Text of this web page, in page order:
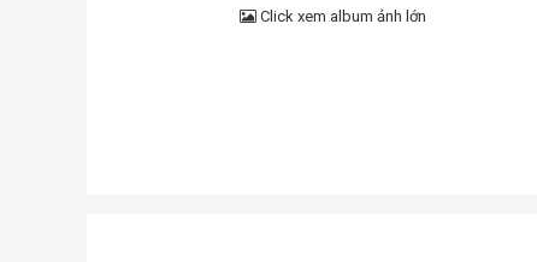
Click xem album ảnh lớn